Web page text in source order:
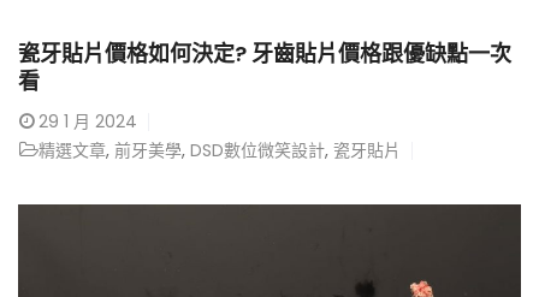
瓷牙貼片價格如何決定? 牙齒貼片價格跟優缺點一次
看
29 1 月 2024
精選文章, 前牙美學, DSD數位微笑設計, 瓷牙貼片